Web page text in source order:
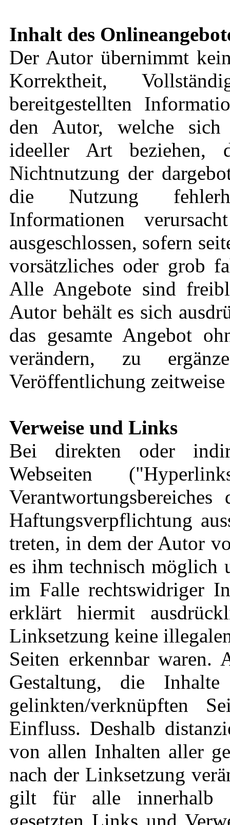
Inhalt des
Der Autor übernimmt
Korrektheit,
bereitgestellten
den Autor, welche sich
ideeller Art beziehen,
Nichtnutzung der
die Nutzung
Informationen
ausgeschlossen, sofern
vorsätzliches oder grob
Alle Angebote sind
Autor behält es sich
das gesamte Angebot
verändern, zu
Veröffentlichung
Verweise und Links
Bei direkten oder
Webseiten
Haftungsverpflichtung
treten, in dem der Autor
es ihm technisch möglich
im Falle rechtswidriger
erklärt hiermit
Linksetzung keine
Seiten erkennbar
Gestaltung, die
gelinkten/verknüpften
Einfluss. Deshalb
von allen Inhalten aller
nach der Linksetzung
gilt für alle innerhalb